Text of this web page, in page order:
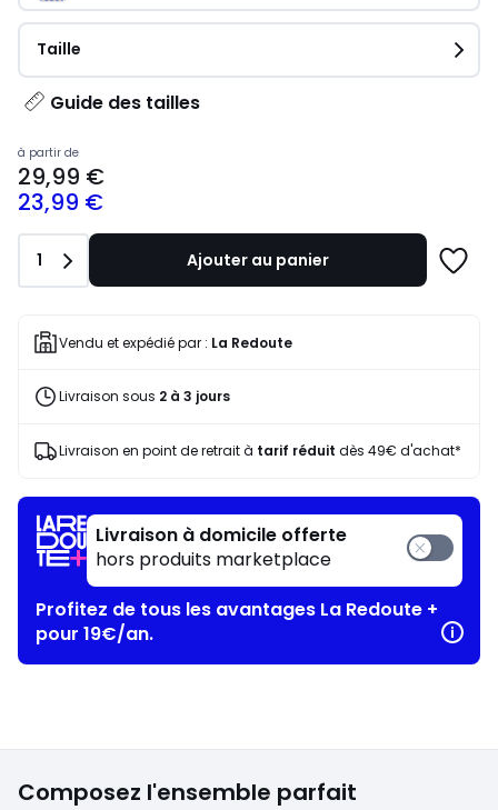
Taille
Guide des tailles
Prix
à
partir
souscrivez
notre
programme
payer
place
€.
à partir de
23,99 €
29,99 €
Quantité
1 Ajouter au panier
Vendu et expédié par : La Redoute
Livraison sous 2 à 3 jours
Livraison en point de retrait à tarif réduit dès 49€ d'achat*
Livraison à domicile offerte
hors produits marketplace
Profitez de tous les avantages La Redoute +
pour 19€/an.
Composez l'ensemble parfait